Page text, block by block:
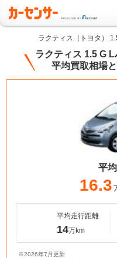
ラクティス（トヨタ）
ラクティス 1.5 G L
平均買取相場
平
16.3
平均走行距離
14万km
※2026年7月更新